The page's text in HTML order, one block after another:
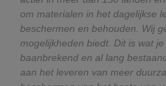
om materialen in het dagelijkse
beschermen en behouden. Wij
mogelijkheden biedt. Dit is wat
baanbrekend en al lang
aan het leveren van meer